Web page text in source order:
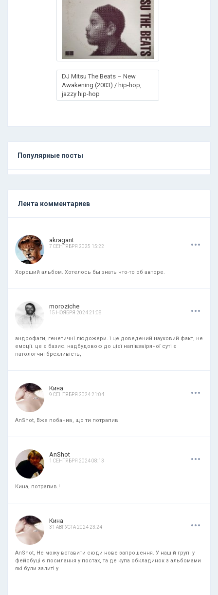
DJ Mitsu The Beats – New
Awakening (2003) / hip-hop,
jazzy hip-hop
Популярные посты
Лента комментариев
akragant
7 СЕНТЯБРЯ 2025 15:22 ...
Хороший альбом. Хотелось бы знать что-то об авторе.
moroziche
15 НОЯБРЯ 2024 21:08 ...
андрофаги, генетичні людожери. і це доведений науковий факт, не
емоції. це є базис. надбудовою до цієї напівзвірячої суті є
патологчні брехливість,
Кина
9 СЕНТЯБРЯ 2024 21:04 ...
AnShot, Вже побачив, що ти потрапив
AnShot
1 СЕНТЯБРЯ 2024 08:13 ...
Кина, потрапив.!
Кина
31 АВГУСТА 2024 23:24 ...
AnShot, Не можу вставити сюди нове запрошення. У нашій групі у
фейсбуці є посилання у постах, та де купа обкладинок з альбомами
які були залиті у